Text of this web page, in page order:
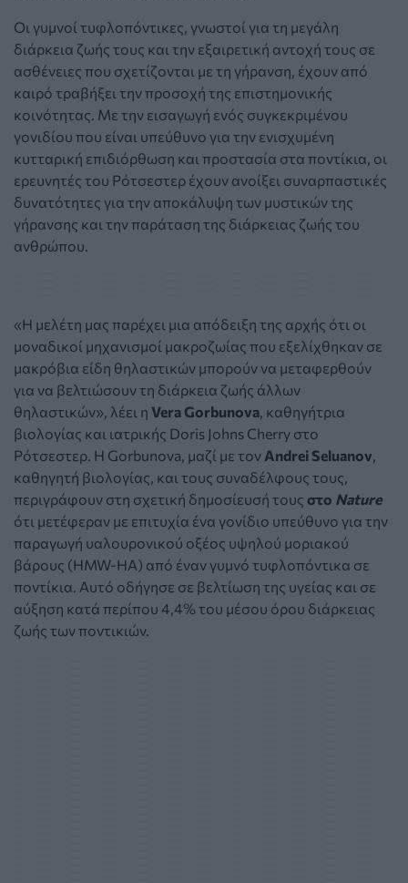
Οι γυμνοί τυφλοπόντικες, γνωστοί για τη μεγάλη
διάρκεια ζωής τους και την εξαιρετική αντοχή τους σε
ασθένειες που σχετίζονται με τη γήρανση, έχουν από
καιρό τραβήξει την προσοχή της επιστημονικής
κοινότητας. Με την εισαγωγή ενός συγκεκριμένου
γονιδίου που είναι υπεύθυνο για την ενισχυμένη
κυτταρική επιδιόρθωση και προστασία στα ποντίκια, οι
ερευνητές του Ρότσεστερ έχουν ανοίξει συναρπαστικές
δυνατότητες για την αποκάλυψη των μυστικών της
γήρανσης και την παράταση της διάρκειας ζωής του
ανθρώπου.
«Η μελέτη μας παρέχει μια απόδειξη της αρχής ότι οι
μοναδικοί μηχανισμοί μακροζωίας που εξελίχθηκαν σε
μακρόβια είδη θηλαστικών μπορούν να μεταφερθούν
για να βελτιώσουν τη διάρκεια ζωής άλλων
θηλαστικών», λέει η Vera Gorbunova , καθηγήτρια
βιολογίας και ιατρικής Doris Johns Cherry στο
Ρότσεστερ. Η Gorbunova, μαζί με τον Andrei Seluanov
καθηγητή βιολογίας, και τους συναδέλφους τους,
περιγράφουν στη σχετική δημοσίευσή τους στο Nature
ότι μετέφεραν με επιτυχία ένα γονίδιο υπεύθυνο για την
παραγωγή υαλουρονικού οξέος υψηλού μοριακού
βάρους (HMW-HA) από έναν γυμνό τυφλοπόντικα σε
ποντίκια. Αυτό οδήγησε σε βελτίωση της υγείας και σε
αύξηση κατά περίπου 4,4% του μέσου όρου διάρκειας
ζωής των ποντικιών.